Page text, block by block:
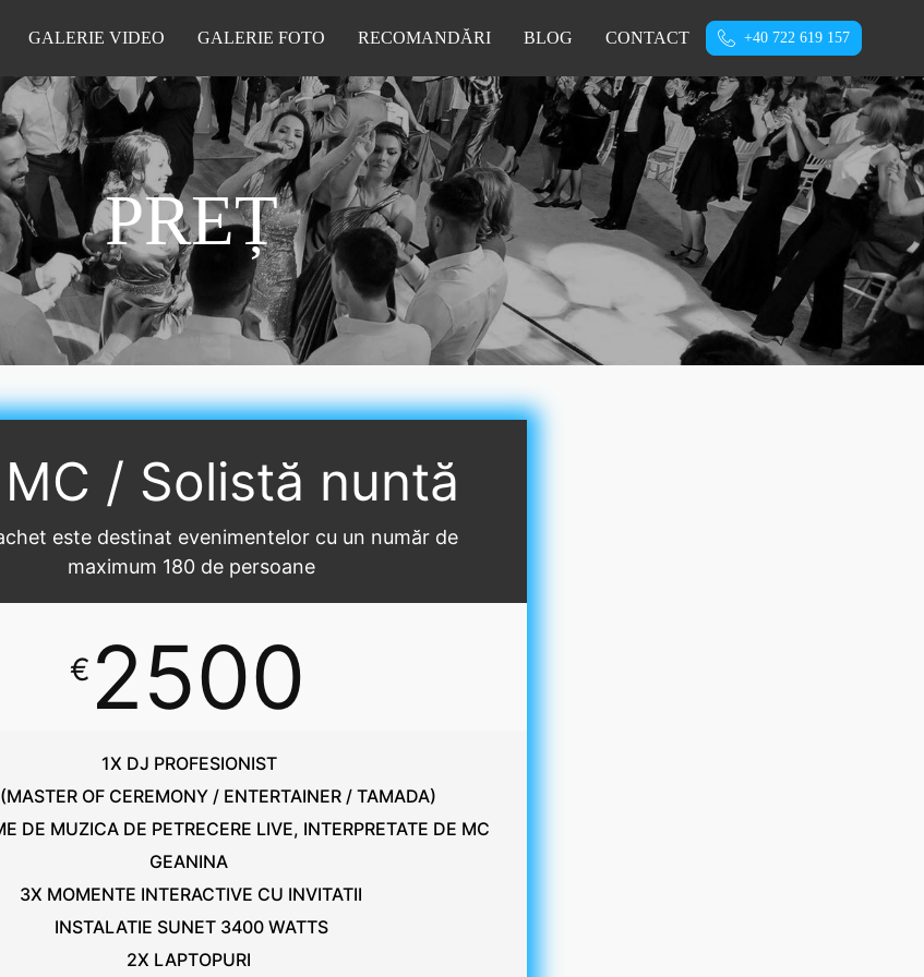
GALERIE VIDEO GALERIE FOTO RECOMANDĂRI BLOG CONTACT +40 722 619 157
PREȚ
/ Solistă nuntă
este destinat evenimentelor cu un număr de
maximum 180 de persoane
1X DJ PROFESIONIST
OF CEREMONY / ENTERTAINER / TAMADA)
DE MUZICA DE PETRECERE LIVE, INTERPRETATE DE MC
GEANINA
3X MOMENTE INTERACTIVE CU INVITATII
INSTALATIE SUNET 3400 WATTS
2X LAPTOPURI
€ 2500